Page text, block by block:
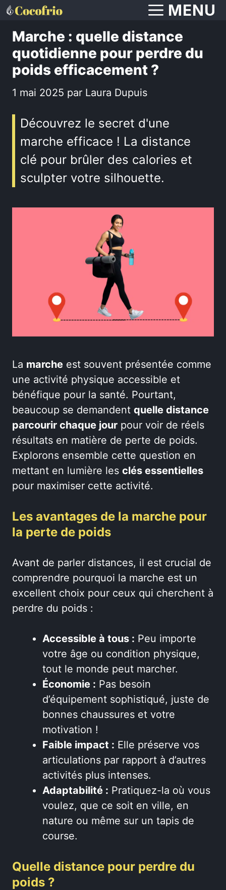
Aller
contenu
MENU
Marche : quelle distance
quotidienne pour perdre du
poids efficacement ?
1 mai 2025 par Laura Dupuis
Découvrez le secret d'une
marche efficace ! La distance
clé pour brûler des calories et
sculpter votre silhouette.
La marche est souvent présentée comme
une activité physique accessible et
bénéfique pour la santé. Pourtant,
beaucoup se demandent quelle distance
parcourir chaque jour pour voir de réels
résultats en matière de perte de poids.
Explorons ensemble cette question en
mettant en lumière les clés essentielles
pour maximiser cette activité.
Les avantages de la marche pour
la perte de poids
Avant de parler distances, il est crucial de
comprendre pourquoi la marche est un
excellent choix pour ceux qui cherchent à
perdre du poids :
Accessible à tous : Peu importe
votre âge ou condition physique,
tout le monde peut marcher.
Économie : Pas besoin
d’équipement sophistiqué, juste de
bonnes chaussures et votre
motivation !
Faible impact : Elle préserve vos
articulations par rapport à d’autres
activités plus intenses.
Adaptabilité : Pratiquez-la où vous
voulez, que ce soit en ville, en
nature ou même sur un tapis de
course.
Quelle distance pour perdre du
poids ?